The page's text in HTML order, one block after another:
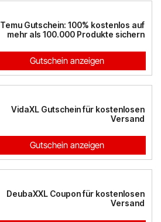
Temu Gutschein: 100% kostenlos auf
mehr als 100.000 Produkte sichern
Gutschein anzeigen
VidaXL Gutschein für kostenlosen
Versand
Gutschein anzeigen
DeubaXXL Coupon für kostenlosen
Versand